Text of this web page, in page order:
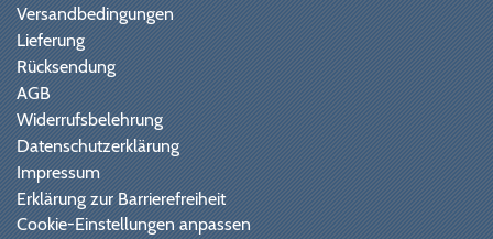
Versandbedingungen
Lieferung
Rücksendung
AGB
Widerrufsbelehrung
Datenschutzerklärung
Impressum
Erklärung zur Barrierefreiheit
Cookie-Einstellungen anpassen